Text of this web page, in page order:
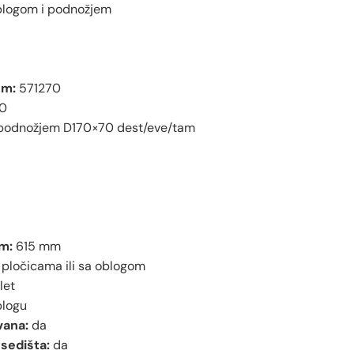
i podnožjem
571270
D170×70 dest/eve/tam
615 mm
ili sa oblogom
da
da